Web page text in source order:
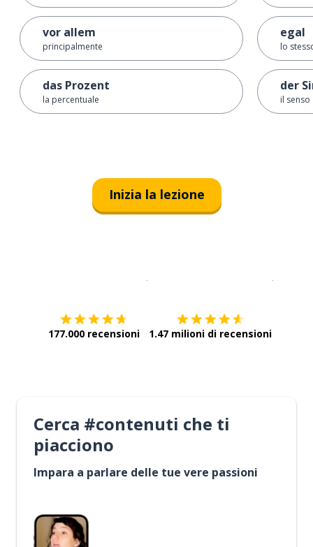
vor allem
principalmente
das Prozent
la percentuale
egal
lo
der
il senso
Inizia la lezione
177.000 recensioni 1.47 milioni di recensioni
Cerca #contenuti che ti
piacciono
Impara a parlare delle tue vere passioni